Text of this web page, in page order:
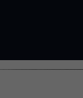
OSIEDLA